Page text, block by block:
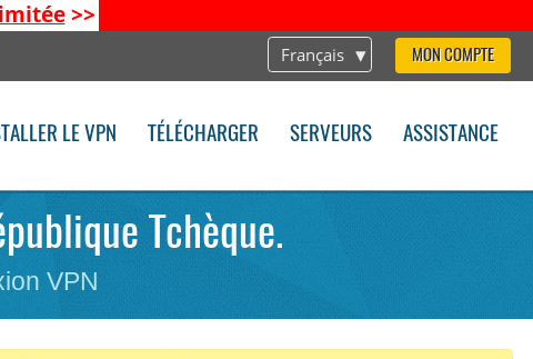
>>
Français MON COMPTE
LE VPN TÉLÉCHARGER SERVEURS ASSISTANCE
Tchèque.
VPN